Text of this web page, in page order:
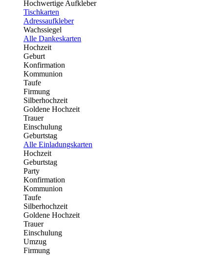
Hochwertige Aufkleber
Tischkarten
Adressaufkleber
Wachssiegel
Alle Dankeskarten
Hochzeit
Geburt
Konfirmation
Kommunion
Taufe
Firmung
Silberhochzeit
Goldene Hochzeit
Trauer
Einschulung
Geburtstag
Alle Einladungskarten
Hochzeit
Geburtstag
Party
Konfirmation
Kommunion
Taufe
Silberhochzeit
Goldene Hochzeit
Trauer
Einschulung
Umzug
Firmung